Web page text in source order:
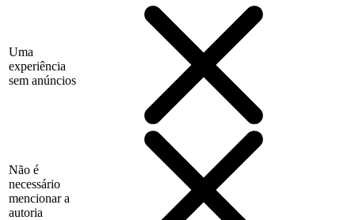
Uma
experiência
sem anúncios
Não é
necessário
mencionar a
autoria